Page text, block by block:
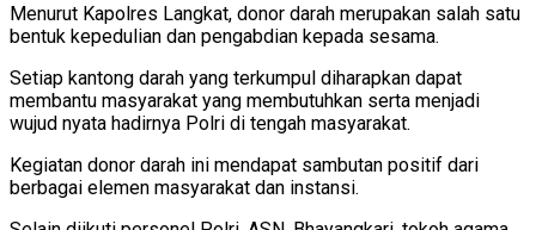
Menurut Kapolres Langkat, donor darah merupakan salah satu
bentuk kepedulian dan pengabdian kepada sesama.
Setiap kantong darah yang terkumpul diharapkan dapat
membantu masyarakat yang membutuhkan serta menjadi
wujud nyata hadirnya Polri di tengah masyarakat.
Kegiatan donor darah ini mendapat sambutan positif dari
berbagai elemen masyarakat dan instansi.